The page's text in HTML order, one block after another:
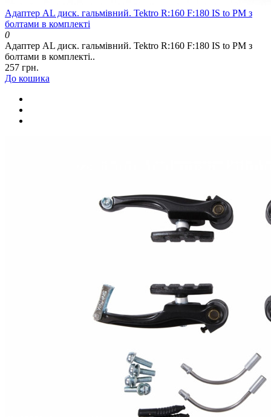
Адаптер AL диск. гальмівний. Tektro R:160 F:180 IS to PM з
болтами в комплекті
0
Адаптер AL диск. гальмівний. Tektro R:160 F:180 IS to PM з
болтами в комплекті..
257 грн.
До кошика